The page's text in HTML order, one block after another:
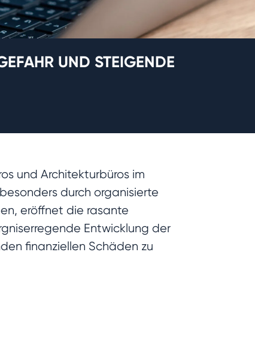
UND STEIGENDE
und Architekturbüros im
durch organisierte
eröffnet die rasante
Entwicklung der
finanziellen Schäden zu